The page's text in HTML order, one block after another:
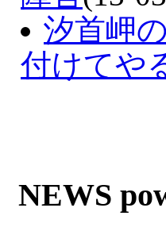
汐首岬
付けてや
NEWS